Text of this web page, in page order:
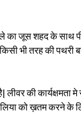
जूस शहद के साथ
भी तरह की पथरी
की
पीलिया को ख़तम करने